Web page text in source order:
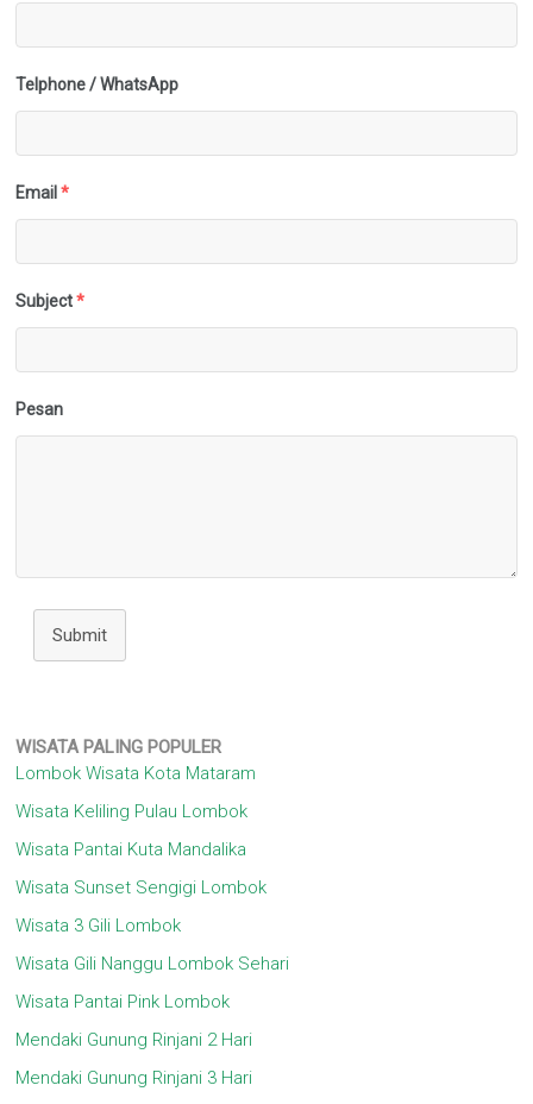
Telphone / WhatsApp
Email *
Subject *
Pesan
Submit
WISATA PALING POPULER
Lombok Wisata Kota Mataram
Wisata Keliling Pulau Lombok
Wisata Pantai Kuta Mandalika
Wisata Sunset Sengigi Lombok
Wisata 3 Gili Lombok
Wisata Gili Nanggu Lombok Sehari
Wisata Pantai Pink Lombok
Mendaki Gunung Rinjani 2 Hari
Mendaki Gunung Rinjani 3 Hari